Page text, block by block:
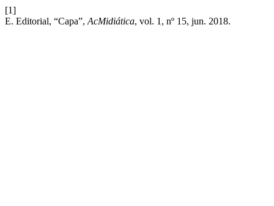
[1]
E. Editorial, “Capa”, AcMidiática, vol. 1, nº 15, jun. 2018.